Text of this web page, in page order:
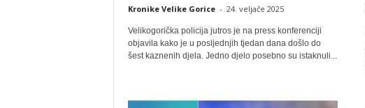
Kronike Velike Gorice - 24. veljače 2025
Velikogorička policija jutros je na press konferenciji
objavila kako je u posljednjih tjedan dana došlo do
šest kaznenih djela. Jedno djelo posebno su istaknuli...